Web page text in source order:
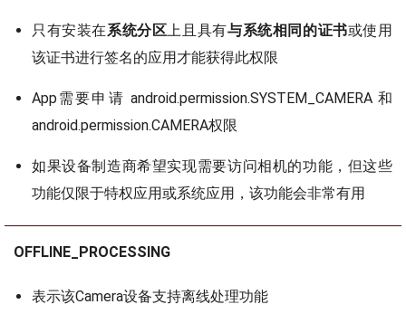
只有安装在系统分区上且具有与系统相同的证书或使用
该证书进行签名的应用才能获得此权限
App需要申请 android.permission.SYSTEM_CAMERA 和
android.permission.CAMERA权限
如果设备制造商希望实现需要访问相机的功能，但这些
功能仅限于特权应用或系统应用，该功能会非常有用
OFFLINE_PROCESSING
表示该Camera设备支持离线处理功能